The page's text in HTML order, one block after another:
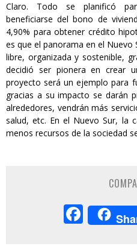
Claro. Todo se planificó
beneficiarse del bono de
4,90% para obtener crédito
es que el panorama en el Nuevo
libre, organizada y sostenible,
decidió ser pionera en crear
proyecto será un ejemplo para
gracias a su impacto se darán
alrededores, vendrán más
salud, etc. En el Nuevo Sur, la
menos recursos de la sociedad